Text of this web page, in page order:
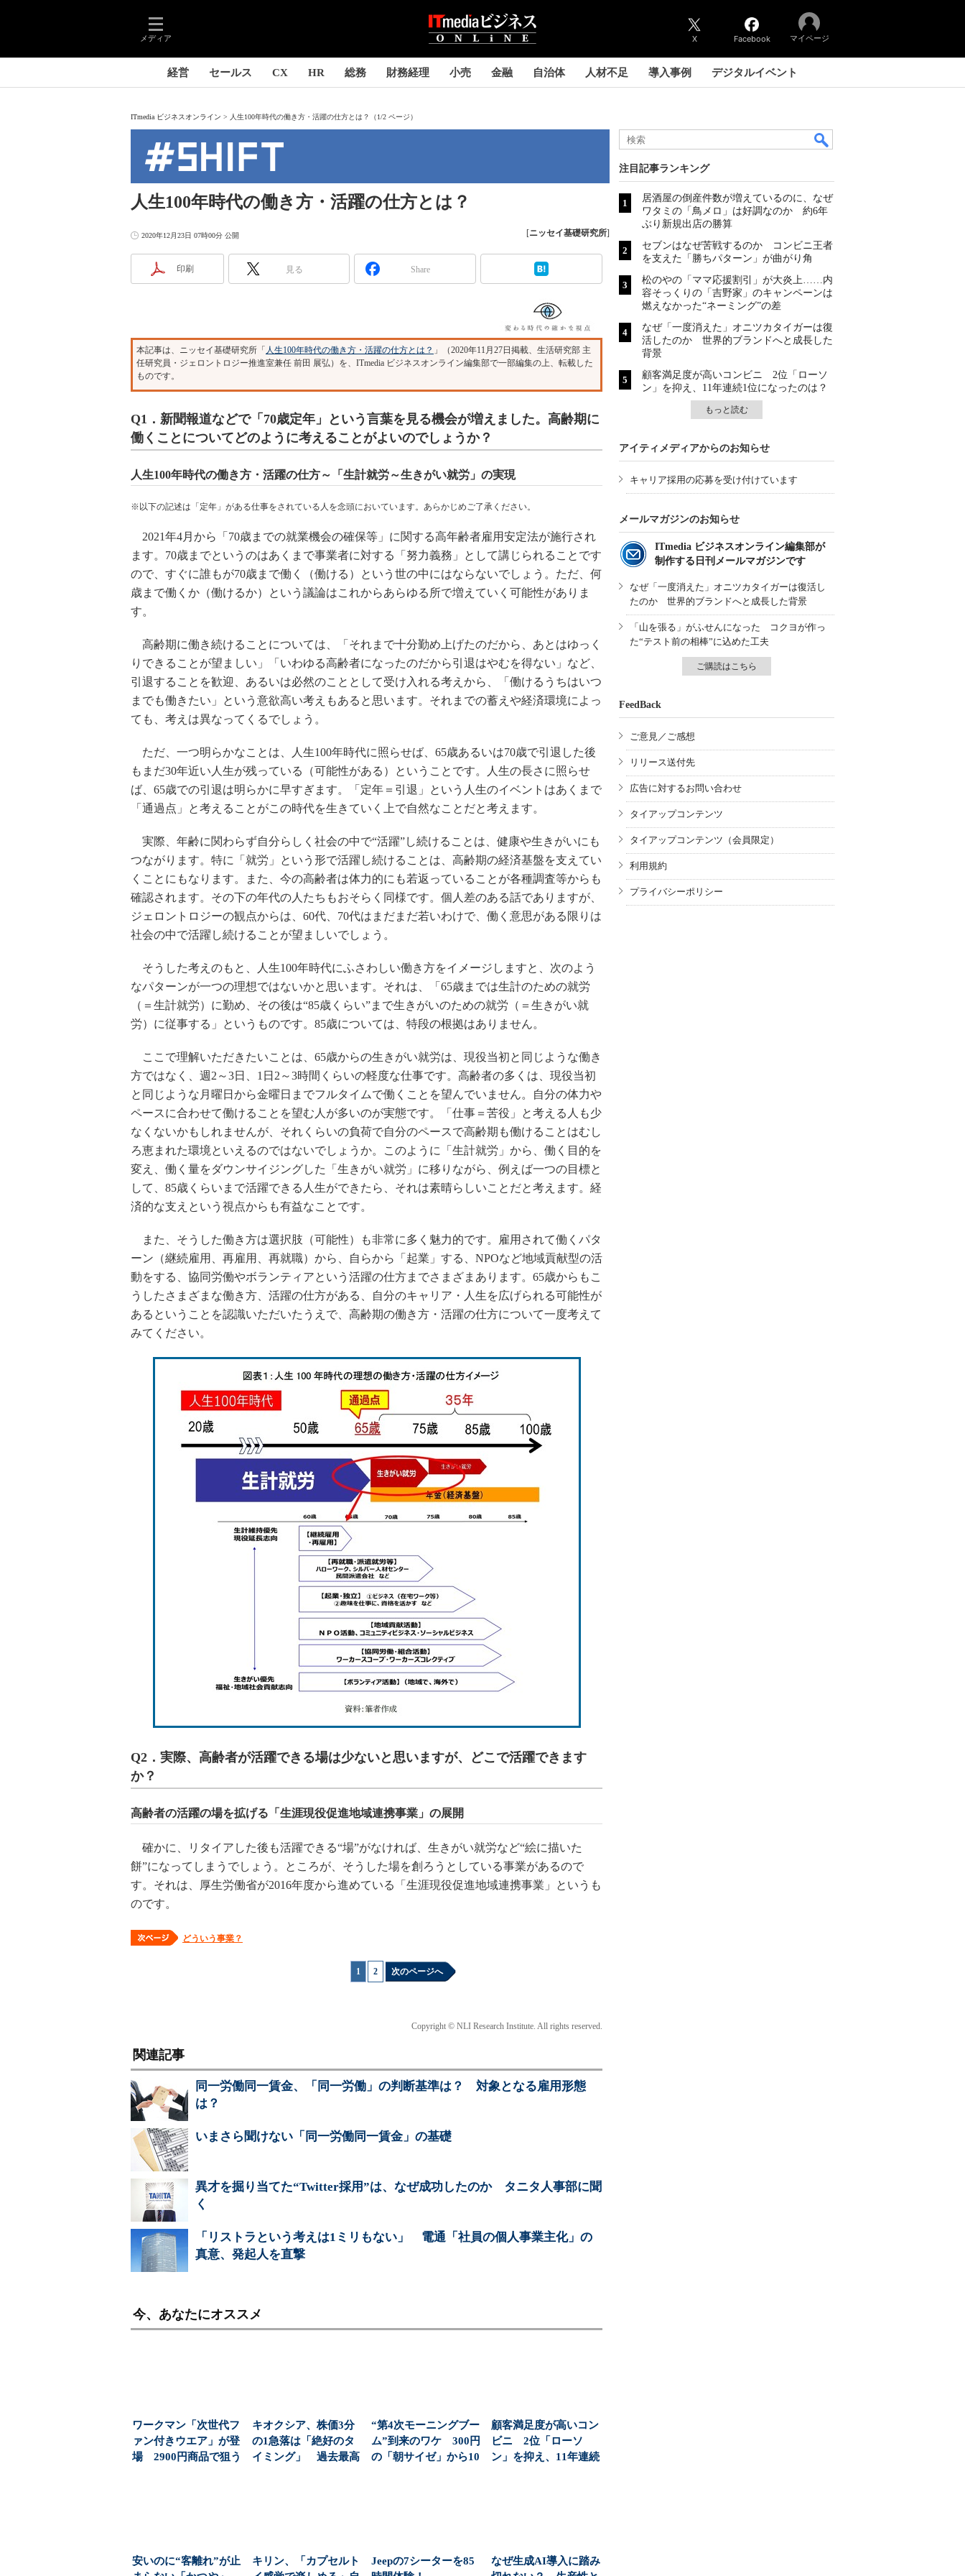
メディア X Facebook マイページ
経営 セールス CX HR 総務 財務経理 小売 金融 自治体 人材不足 導入事例 デジタルイベント
ITmedia ビジネスオンライン 人生100年時代の働き方・活躍の仕方とは？（1/2 ページ）
人生100年時代の働き方・活躍の仕方とは？
2020年12月23日 07時00分 公開 [ニッセイ基礎研究所]
印刷 見る Share
本記事は、ニッセイ基礎研究所「 人生100年時代の働き方・活躍の仕方とは？ 」（2020年11月27日掲載、生活研究部 主
任研究員・ジェロントロジー推進室兼任 前田 展弘）を、ITmedia ビジネスオンライン編集部で一部編集の上、転載した
ものです。
Q1．新聞報道などで「70歳定年」という言葉を見る機会が増えました。高齢期に
働くことについてどのように考えることがよいのでしょうか？
人生100年時代の働き方・活躍の仕方～「生計就労～生きがい就労」の実現
※以下の記述は「定年」がある仕事をされている人を念頭においています。あらかじめご了承ください。
2021年4月から「70歳までの就業機会の確保等」に関する高年齢者雇用安定法が施行され
ます。70歳までというのはあくまで事業者に対する「努力義務」として講じられることです
ので、すぐに誰もが70歳まで働く（働ける）という世の中にはならないでしょう。ただ、何
歳まで働くか（働けるか）という議論はこれからあらゆる所で増えていく可能性がありま
す。
高齢期に働き続けることについては、「それまで十分勤め上げたのだから、あとはゆっく
りできることが望ましい」「いわゆる高齢者になったのだから引退はやむを得ない」など、
引退することを歓迎、あるいは必然のこととして受け入れる考えから、「働けるうちはいつ
までも働きたい」という意欲高い考えもあると思います。それまでの蓄えや経済環境によっ
ても、考えは異なってくるでしょう。
ただ、一つ明らかなことは、人生100年時代に照らせば、65歳あるいは70歳で引退した後
もまだ30年近い人生が残っている（可能性がある）ということです。人生の長さに照らせ
ば、65歳での引退は明らかに早すぎます。「定年＝引退」という人生のイベントはあくまで
「通過点」と考えることがこの時代を生きていく上で自然なことだと考えます。
実際、年齢に関わらず自分らしく社会の中で“活躍”し続けることは、健康や生きがいにも
つながります。特に「就労」という形で活躍し続けることは、高齢期の経済基盤を支えてい
くことにもなります。また、今の高齢者は体力的にも若返っていることが各種調査等からも
確認されます。その下の年代の人たちもおそらく同様です。個人差のある話でありますが、
ジェロントロジーの観点からは、60代、70代はまだまだ若いわけで、働く意思がある限りは
社会の中で活躍し続けることが望ましいでしょう。
そうした考えのもと、人生100年時代にふさわしい働き方をイメージしますと、次のよう
なパターンが一つの理想ではないかと思います。それは、「65歳までは生計のための就労
（＝生計就労）に勤め、その後は“85歳くらい”まで生きがいのための就労（＝生きがい就
労）に従事する」というものです。85歳については、特段の根拠はありません。
ここで理解いただきたいことは、65歳からの生きがい就労は、現役当初と同じような働き
方ではなく、週2～3日、1日2～3時間くらいの軽度な仕事です。高齢者の多くは、現役当初
と同じような月曜日から金曜日までフルタイムで働くことを望んでいません。自分の体力や
ペースに合わせて働けることを望む人が多いのが実態です。「仕事＝苦役」と考える人も少
なくないかもしれませんが、それくらいの負荷で自分のペースで高齢期も働けることはむし
ろ恵まれた環境といえるのではないでしょうか。このように「生計就労」から、働く目的を
変え、働く量をダウンサイジングした「生きがい就労」に移りながら、例えば一つの目標と
して、85歳くらいまで活躍できる人生ができたら、それは素晴らしいことだと考えます。経
済的な支えという視点からも有益なことです。
また、そうした働き方は選択肢（可能性）も非常に多く魅力的です。雇用されて働くパタ
ーン（継続雇用、再雇用、再就職）から、自らから「起業」する、NPOなど地域貢献型の活
動をする、協同労働やボランティアという活躍の仕方までさまざまあります。65歳からもこ
うしたさまざまな働き方、活躍の仕方がある、自分のキャリア・人生を広げられる可能性が
あるということを認識いただいたうえで、高齢期の働き方・活躍の仕方について一度考えて
みてください。
Q2．実際、高齢者が活躍できる場は少ないと思いますが、どこで活躍できます
か？
高齢者の活躍の場を拡げる「生涯現役促進地域連携事業」の展開
確かに、リタイアした後も活躍できる“場”がなければ、生きがい就労など“絵に描いた
餅”になってしまうでしょう。ところが、そうした場を創ろうとしている事業があるので
す。それは、厚生労働省が2016年度から進めている「生涯現役促進地域連携事業」というも
のです。
どういう事業？
1 2 次のページへ
Copyright © NLI Research Institute. All rights reserved.
関連記事
同一労働同一賃金、「同一労働」の判断基準は？ 対象となる雇用形態
は？
いまさら聞けない「同一労働同一賃金」の基礎
異才を掘り当てた“Twitter採用”は、なぜ成功したのか タニタ人事部に聞
く
「リストラという考えは1ミリもない」 電通「社員の個人事業主化」の
真意、発起人を直撃
今、あなたにオススメ
ワークマン「次世代フ
ァン付きウエア」が登
場 2900円商品で狙う
キオクシア、株価3分
の1急落は「絶好のタ
イミング」 過去最高
“第4次モーニングブー
ム”到来のワケ 300円
の「朝サイゼ」から10
顧客満足度が高いコン
ビニ 2位「ローソ
ン」を抑え、11年連続
安いのに“客離れ”が止
キリン、「カプセルト
Jeepの7シーターを85
なぜ生成AI導入に踏み
注目記事ランキング
居酒屋の倒産件数が増えているのに、なぜ
ワタミの「鳥メロ」は好調なのか 約6年
ぶり新規出店の勝算
セブンはなぜ苦戦するのか コンビニ王者
を支えた「勝ちパターン」が曲がり角
松のやの「ママ応援割引」が大炎上……内
容そっくりの「吉野家」のキャンペーンは
燃えなかった“ネーミング”の差
なぜ「一度消えた」オニツカタイガーは復
活したのか 世界的ブランドへと成長した
背景
顧客満足度が高いコンビニ 2位「ローソ
ン」を抑え、11年連続1位になったのは？
もっと読む
アイティメディアからのお知らせ
キャリア採用の応募を受け付けています
メールマガジンのお知らせ
ITmedia ビジネスオンライン編集部が
制作する日刊メールマガジンです
なぜ「一度消えた」オニツカタイガーは復活し
たのか 世界的ブランドへと成長した背景
「山を張る」がふせんになった コクヨが作っ
た“テスト前の相棒”に込めた工夫
ご購読はこちら
FeedBack
ご意見／ご感想
リリース送付先
広告に対するお問い合わせ
タイアップコンテンツ
タイアップコンテンツ（会員限定）
利用規約
プライバシーポリシー